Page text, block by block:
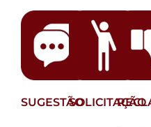
SUGESTÃOSOLICITAÇÃO